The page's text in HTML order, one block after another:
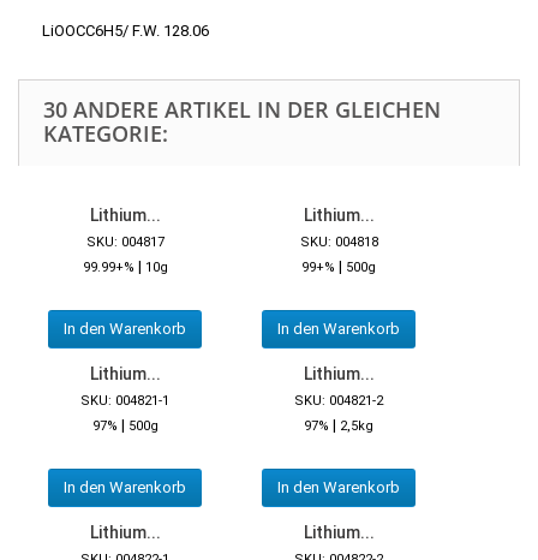
LiOOCC6H5/ F.W. 128.06
30 ANDERE ARTIKEL IN DER GLEICHEN
KATEGORIE:
Lithium...
SKU: 004817
99.99+% | 10g
In den Warenkorb
Lithium...
SKU: 004818
99+% | 500g
In den Warenkorb
Lithium...
SKU: 004821-1
97% | 500g
In den Warenkorb
Lithium...
SKU: 004821-2
97% | 2,5kg
In den Warenkorb
Lithium... Lithium...